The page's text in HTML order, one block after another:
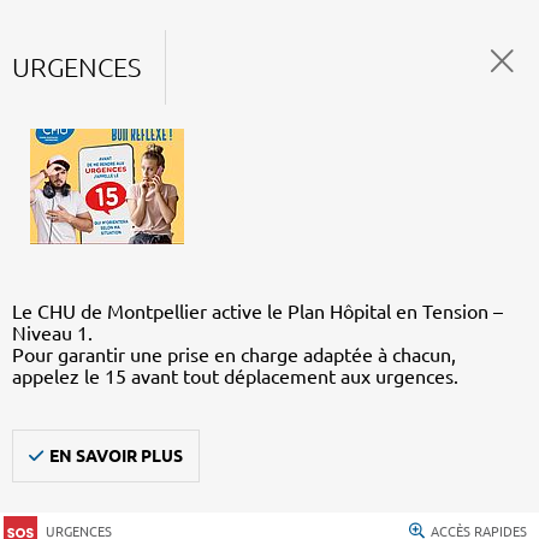
URGENCES
Le CHU de Montpellier active le Plan Hôpital en Tension –
Niveau 1.
Pour garantir une prise en charge adaptée à chacun,
appelez le 15 avant tout déplacement aux urgences.
EN SAVOIR PLUS
URGENCES ACCÈS RAPIDES